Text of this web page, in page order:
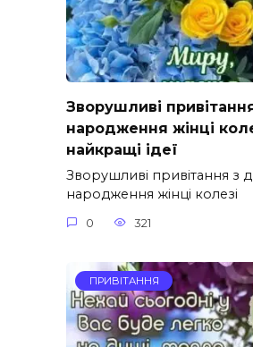
Зворушливі
народження жінці
найкращі ідеї
Зворушливі привітання з
народження жінці колезі
0 321
ПРИВІТАННЯ